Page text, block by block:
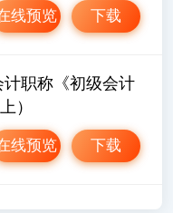
下载
线预览
计职称《初级会计
）
下载
线预览